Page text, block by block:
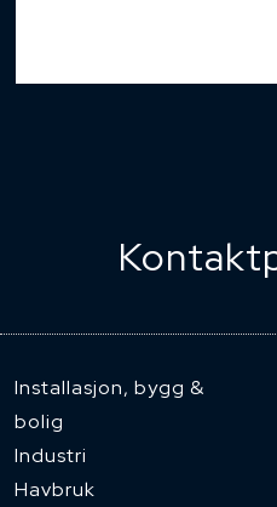
Installasjon, bygg &
bolig
Industri
Havbruk